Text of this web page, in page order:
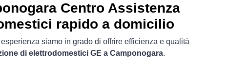
Centro Assistenza
rapido a domicilio
siamo in grado di offrire efficienza e qualità
di elettrodomestici GE a Camponogara.